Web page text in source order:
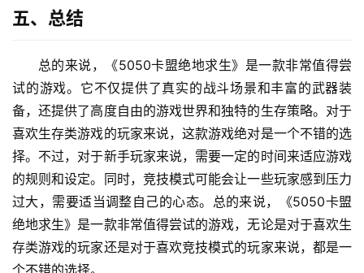
五、总结
总的来说，《5050卡盟绝地求生》是一款非常值得尝
试的游戏。它不仅提供了真实的战斗场景和丰富的武器装
备，还提供了高度自由的游戏世界和独特的生存策略。对于
喜欢生存类游戏的玩家来说，这款游戏绝对是一个不错的选
择。不过，对于新手玩家来说，需要一定的时间来适应游戏
的规则和设定。同时，竞技模式可能会让一些玩家感到压力
过大，需要适当调整自己的心态。总的来说，《5050卡盟
绝地求生》是一款非常值得尝试的游戏，无论是对于喜欢生
存类游戏的玩家还是对于喜欢竞技模式的玩家来说，都是一